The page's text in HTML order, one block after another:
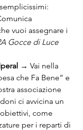
vuoi assegnare i
Gocce di Luce
→ Vai nella
che Fa Bene” e
associazione
ci avvicina un
come
per i reparti di